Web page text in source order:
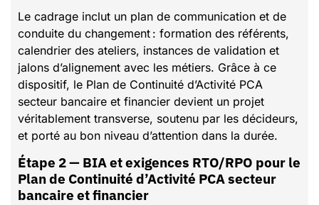
Le cadrage inclut un plan de communication et de
conduite du changement : formation des référents,
calendrier des ateliers, instances de validation et
jalons d’alignement avec les métiers. Grâce à ce
dispositif, le Plan de Continuité d’Activité PCA
secteur bancaire et financier devient un projet
véritablement transverse, soutenu par les décideurs,
et porté au bon niveau d’attention dans la durée.
Étape 2 — BIA et exigences RTO/RPO pour le
Plan de Continuité d’Activité PCA secteur
bancaire et financier